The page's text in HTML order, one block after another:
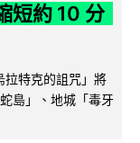
短約 10 分
拉特克的詛咒」將
島」、地城「毒牙